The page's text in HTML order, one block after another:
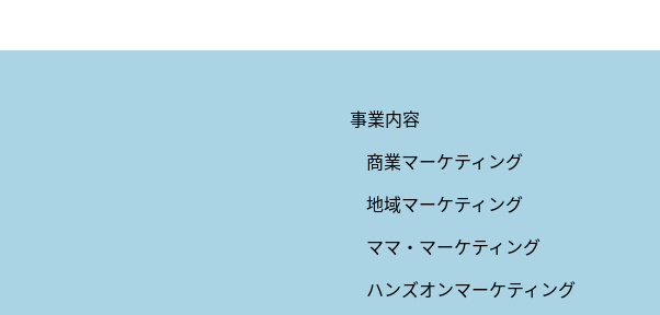
事業内容
商業マーケティング
地域マーケティング
ママ・マーケティング
ハンズオンマーケティング